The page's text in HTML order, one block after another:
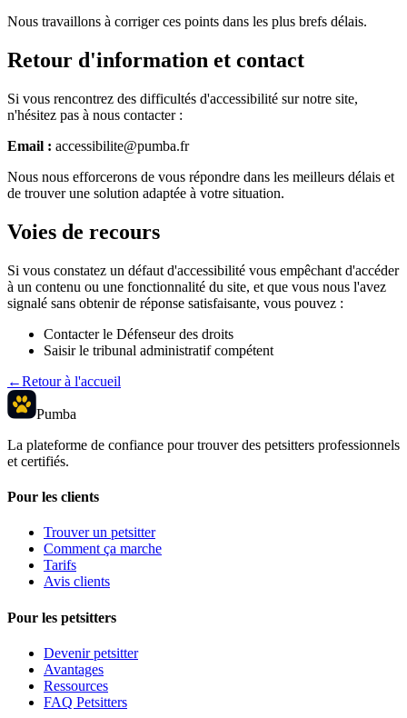
Nous travaillons à corriger ces points dans les plus brefs délais.
Retour d'information et contact
Si vous rencontrez des difficultés d'accessibilité sur notre site,
n'hésitez pas à nous contacter :
Email : accessibilite@pumba.fr
Nous nous efforcerons de vous répondre dans les meilleurs délais et
de trouver une solution adaptée à votre situation.
Voies de recours
Si vous constatez un défaut d'accessibilité vous empêchant d'accéder
à un contenu ou une fonctionnalité du site, et que vous nous l'avez
signalé sans obtenir de réponse satisfaisante, vous pouvez :
Contacter le Défenseur des droits
Saisir le tribunal administratif compétent
←Retour à l'accueil
Pumba
La plateforme de confiance pour trouver des petsitters professionnels
et certifiés.
Pour les clients
Trouver un petsitter
Comment ça marche
Tarifs
Avis clients
Pour les petsitters
Devenir petsitter
Avantages
Ressources
FAQ Petsitters